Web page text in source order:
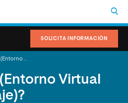
SOLICITA INFORMACIÓN
Virtual